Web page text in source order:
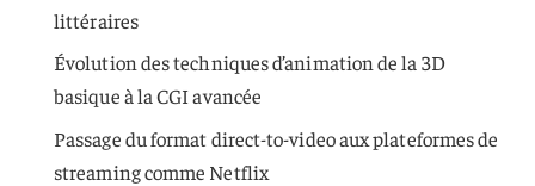
littéraires
Évolution des techniques d’animation de la 3D
basique à la CGI avancée
Passage du format direct-to-video aux plateformes de
streaming comme Netflix